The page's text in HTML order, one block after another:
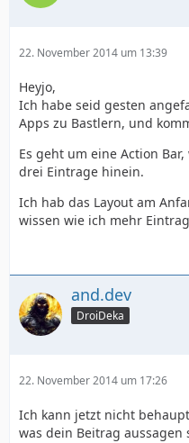
22. November 2014 um 13:39
Heyjo,
Ich habe seid gesten
Apps zu Bastlern, und
Es geht um eine Action
drei Eintrage hinein.
Ich hab das Layout am
wissen wie ich mehr
and.dev
DroiDeka
22. November 2014 um 17:26
Ich kann jetzt nicht
was dein Beitrag aussagen